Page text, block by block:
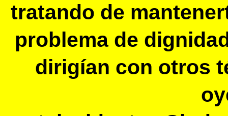
tratando de
problema de
dirigían con otros